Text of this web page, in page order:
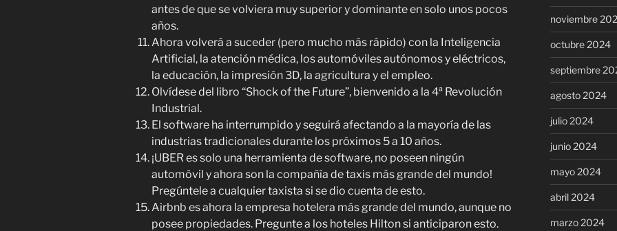
antes de que se volviera muy superior y dominante en solo unos pocos
años.
Ahora volverá a suceder (pero mucho más rápido) con la Inteligencia
Artificial, la atención médica, los automóviles autónomos y eléctricos,
la educación, la impresión 3D, la agricultura y el empleo.
Olvídese del libro “Shock of the Future”, bienvenido a la 4ª Revolución
Industrial.
El software ha interrumpido y seguirá afectando a la mayoría de las
industrias tradicionales durante los próximos 5 a 10 años.
¡UBER es solo una herramienta de software, no poseen ningún
automóvil y ahora son la compañía de taxis más grande del mundo!
Pregúntele a cualquier taxista si se dio cuenta de esto.
Airbnb es ahora la empresa hotelera más grande del mundo, aunque no
posee propiedades. Pregunte a los hoteles Hilton si anticiparon esto.
noviembre
octubre 2024
septiembre
agosto 2024
julio 2024
junio 2024
mayo 2024
abril 2024
marzo 2024